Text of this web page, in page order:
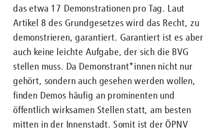
das etwa 17 Demonstrationen pro Tag. Laut
Artikel 8 des Grundgesetzes wird das Recht, zu
demonstrieren, garantiert. Garantiert ist es aber
auch keine leichte Aufgabe, der sich die BVG
stellen muss. Da Demonstrant*innen nicht nur
gehört, sondern auch gesehen werden wollen,
finden Demos häufig an prominenten und
öffentlich wirksamen Stellen statt, am besten
mitten in der Innenstadt. Somit ist der ÖPNV